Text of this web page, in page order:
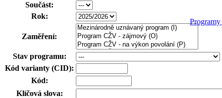
Součást:
Rok:
Zaměření:
Stav programu:
Kód varianty (CID):
Kód:
Klíčová slova: